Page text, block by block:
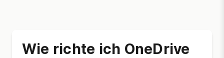
Wie richte ich OneDrive